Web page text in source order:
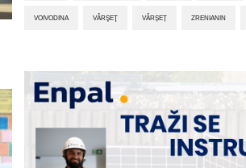
VOIVODINA VÂRŞEŢ VÂRȘEȚ ZRENIANIN